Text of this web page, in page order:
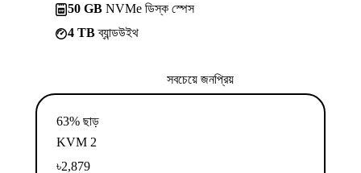
50 GB NVMe ডিস্ক স্পেস
4 TBব্যান্ডউইথ
সবচেয়ে জনপ্রিয়
63% ছাড়
KVM 2
৳2,879